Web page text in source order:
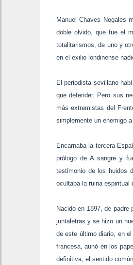
Manuel Chaves Nogales
doble olvido, que fue el
totalitarismos, de uno y
en el exilio londinense
El periodista sevillano
que defender. Pero sus
más extremistas del
simplemente un enemigo
Encarnaba la tercera
prólogo de A sangre y
testimonio de los huidos
ocultaba la ruina espiritual
Nacido en 1897, de
juntaletras y se hizo un
de este último diario, en
francesa, aunó en los
definitiva, el sentido